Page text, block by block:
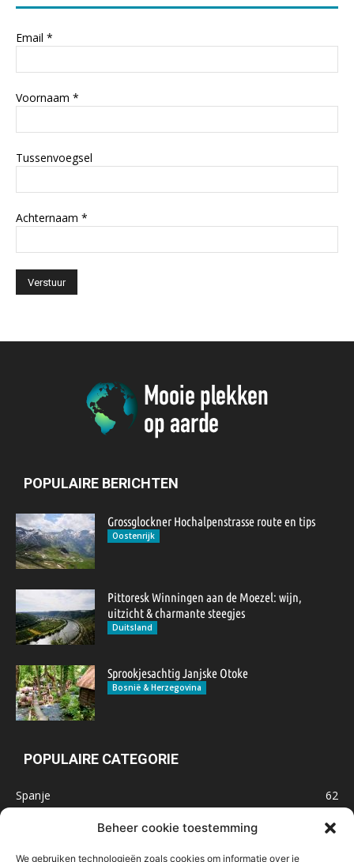
Beheer cookie toestemming
We gebruiken technologieën zoals cookies om informatie over je
Email *
Voornaam *
Tussenvoegsel
Achternaam *
POPULAIRE BERICHTEN
Grossglockner Hochalpenstrasse route en tips
Oostenrijk
Pittoresk Winningen aan de Moezel: wijn,
uitzicht & charmante steegjes
Duitsland
Sprookjesachtig Janjske Otoke
Bosnië & Herzegovina
POPULAIRE CATEGORIE
Spanje
62
47